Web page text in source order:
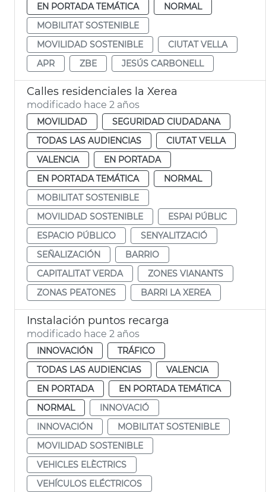
EN PORTADA TEMÁTICA
NORMAL
MOBILITAT SOSTENIBLE
MOVILIDAD SOSTENIBLE
CIUTAT VELLA
APR
ZBE JESÚS CARBONELL
Calles residenciales la Xerea
modificado hace 2 años
MOVILIDAD
SEGURIDAD CIUDADANA
TODAS LAS AUDIENCIAS
CIUTAT VELLA
VALENCIA
EN PORTADA
EN PORTADA TEMÁTICA
NORMAL
MOBILITAT SOSTENIBLE
MOVILIDAD SOSTENIBLE
ESPAI PÚBLIC
ESPACIO PÚBLICO
SENYALITZACIÓ
SEÑALIZACIÓN
BARRIO
CAPITALITAT VERDA
ZONES VIANANTS
ZONAS PEATONES
BARRI LA XEREA
Instalación puntos recarga
modificado hace 2 años
INNOVACIÓN
TRÁFICO
TODAS LAS AUDIENCIAS
VALENCIA
EN PORTADA
EN PORTADA TEMÁTICA
NORMAL
INNOVACIÓ
INNOVACIÓN
MOBILITAT SOSTENIBLE
MOVILIDAD SOSTENIBLE
VEHICLES ELÈCTRICS
VEHÍCULOS ELÉCTRICOS